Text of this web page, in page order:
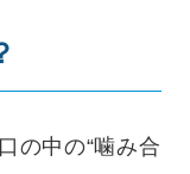
の中の“噛み合